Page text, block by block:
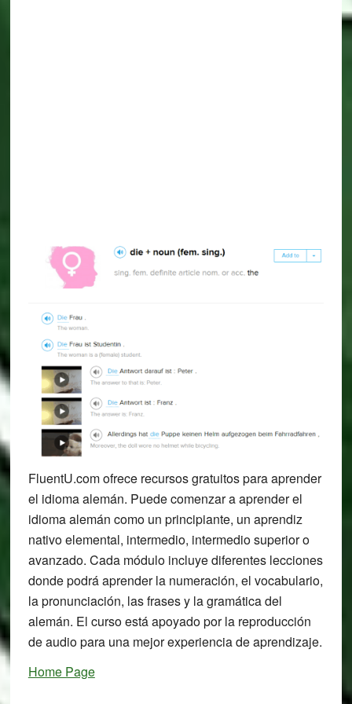
FluentU.com ofrece recursos gratuitos para aprender
el idioma alemán. Puede comenzar a aprender el
idioma alemán como un principiante, un aprendiz
nativo elemental, intermedio, intermedio superior o
avanzado. Cada módulo incluye diferentes lecciones
donde podrá aprender la numeración, el vocabulario,
la pronunciación, las frases y la gramática del
alemán. El curso está apoyado por la reproducción
de audio para una mejor experiencia de aprendizaje.
Home Page